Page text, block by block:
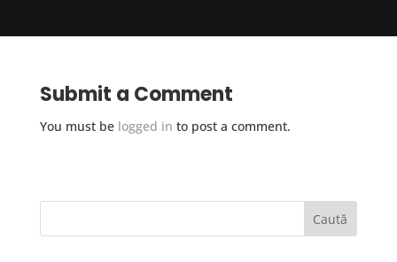
Submit a Comment
You must be logged in to post a comment.
Caută